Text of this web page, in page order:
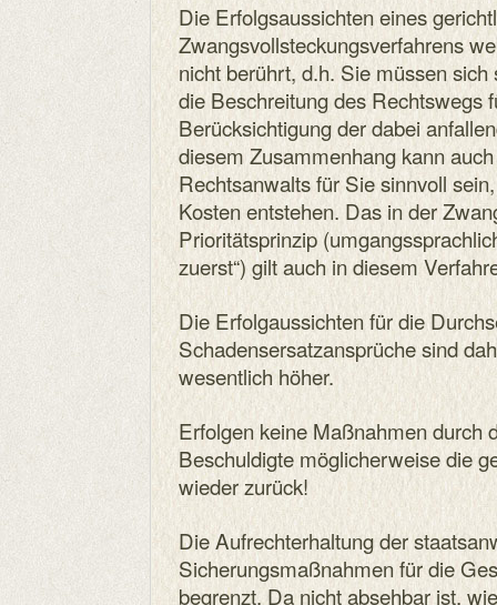
Die Erfolgsaussichten eines
Zwangsvollsteckungsverfahrens
nicht berührt, d.h. Sie müssen
die Beschreitung des Rechtswegs
Berücksichtigung der dabei
diesem Zusammenhang kann
Rechtsanwalts für Sie sinnvoll
Kosten entstehen. Das in der
Prioritätsprinzip
zuerst“) gilt auch in diesem
Die Erfolgaussichten für die
Schadensersatzansprüche sind
wesentlich höher.
Erfolgen keine Maßnahmen durch
Beschuldigte möglicherweise die
wieder zurück!
Die Aufrechterhaltung der
Sicherungsmaßnahmen für die
begrenzt. Da nicht absehbar ist,